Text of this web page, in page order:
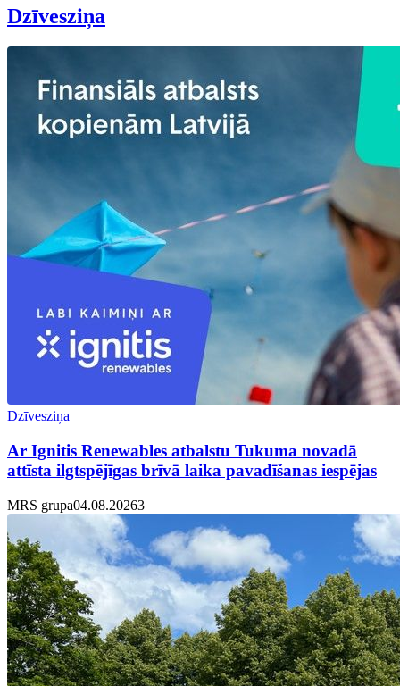
Dzīvesziņa
Dzīvesziņa
Ar Ignitis Renewables atbalstu Tukuma novadā
attīsta ilgtspējīgas brīvā laika pavadīšanas iespējas
MRS grupa04.08.20263